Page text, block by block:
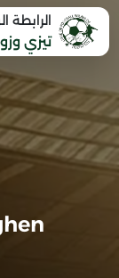
الرابطة
تيزي وزو